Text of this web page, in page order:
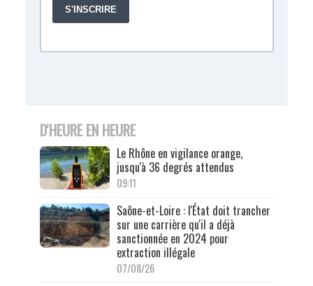
D'HEURE EN HEURE
Le Rhône en vigilance orange,
jusqu'à 36 degrés attendus
09:11
Saône-et-Loire : l'État doit trancher
sur une carrière qu'il a déjà
sanctionnée en 2024 pour
extraction illégale
07/08/26